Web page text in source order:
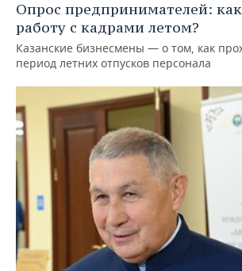
Опрос предпринимателей: как
работу с кадрами летом?
Казанские бизнесмены — о том, как
период летних отпусков персонала